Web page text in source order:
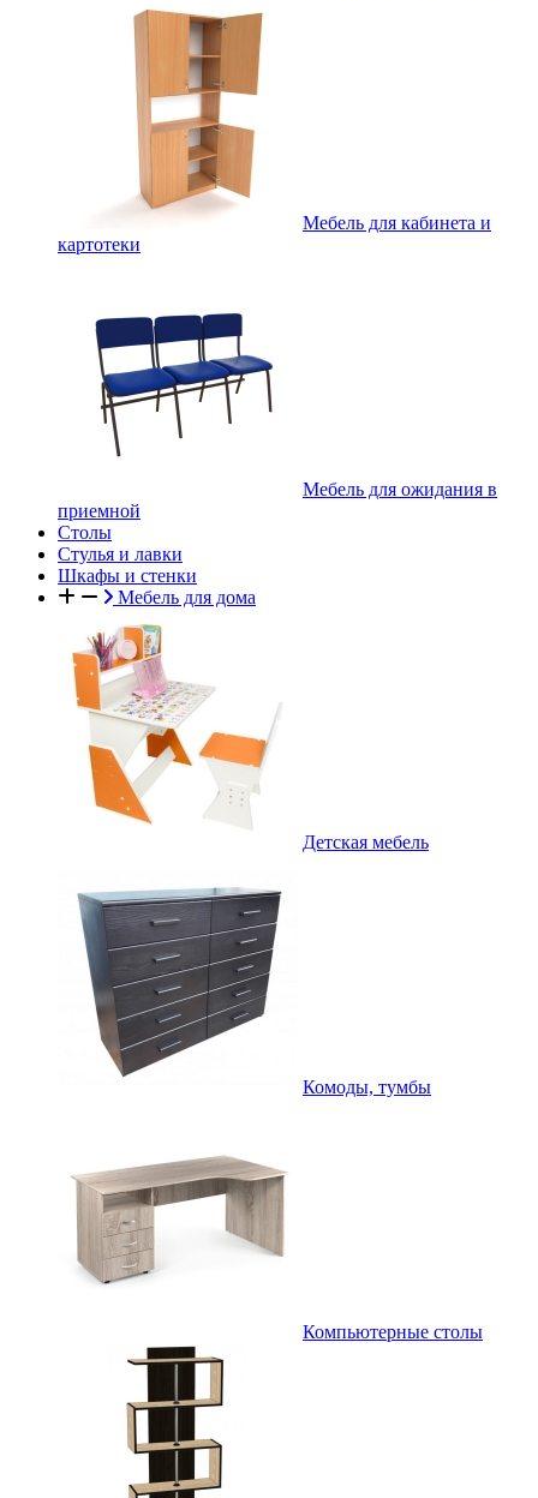
Мебель для кабинета и
картотеки
Мебель для ожидания в
приемной
Столы
Стулья и лавки
Шкафы и стенки
Мебель для дома
Детская мебель
Комоды, тумбы
Компьютерные столы